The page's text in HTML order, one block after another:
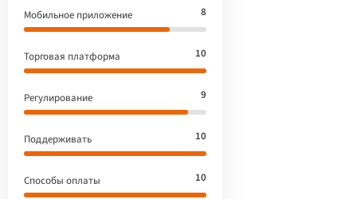
Мобильное приложение 8
Торговая платформа 10
Регулирование 9
Поддерживать 10
Способы оплаты 10